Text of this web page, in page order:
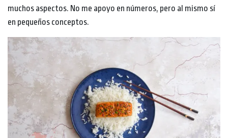
muchos aspectos. No me apoyo en números, pero al mismo sí
en pequeños conceptos.